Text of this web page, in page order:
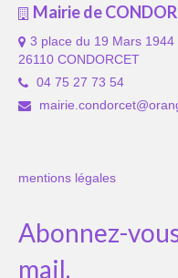
Mairie de
3 place du 19 Mars 1944
26110 CONDORCET
04 75 27 73 54
mentions légales
Abonnez-
mail.